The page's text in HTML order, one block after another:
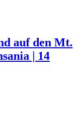
auf den Mt.
| 14